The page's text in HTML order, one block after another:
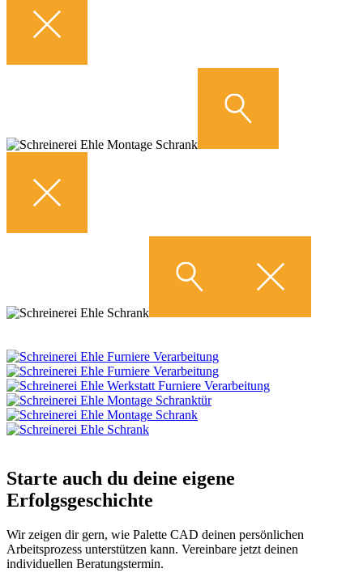
Starte auch du deine eigene
Erfolgsgeschichte
Wir zeigen dir gern, wie Palette CAD deinen persönlichen
Arbeitsprozess unterstützen kann. Vereinbare jetzt deinen
individuellen Beratungstermin.